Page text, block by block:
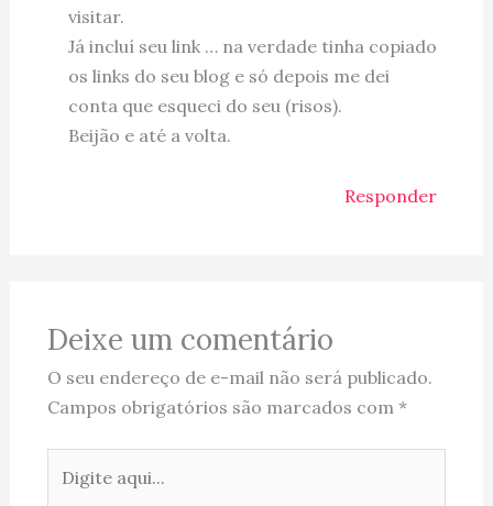
visitar.
Já incluí seu link … na verdade tinha copiado
os links do seu blog e só depois me dei
conta que esqueci do seu (risos).
Beijão e até a volta.
Responder
Deixe um comentário
O seu endereço de e-mail não será publicado.
Campos obrigatórios são marcados com *
aqui...